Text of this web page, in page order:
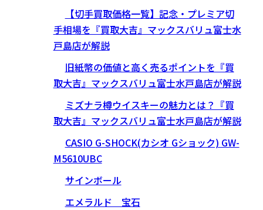
【切手買取価格一覧】記念・プレミア切
手相場を『買取大吉』マックスバリュ富士水
戸島店が解説
旧紙幣の価値と高く売るポイントを『買
取大吉』マックスバリュ富士水戸島店が解説
ミズナラ樽ウイスキーの魅力とは？『買
取大吉』マックスバリュ富士水戸島店が解説
CASIO G-SHOCK(カシオ Gショック) GW-
M5610UBC
サインボール
エメラルド 宝石